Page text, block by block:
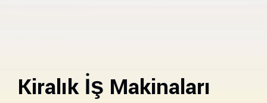
Kiralık İş Makinaları